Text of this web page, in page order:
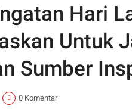
Hari
Untuk
Sumber
0 Komentar